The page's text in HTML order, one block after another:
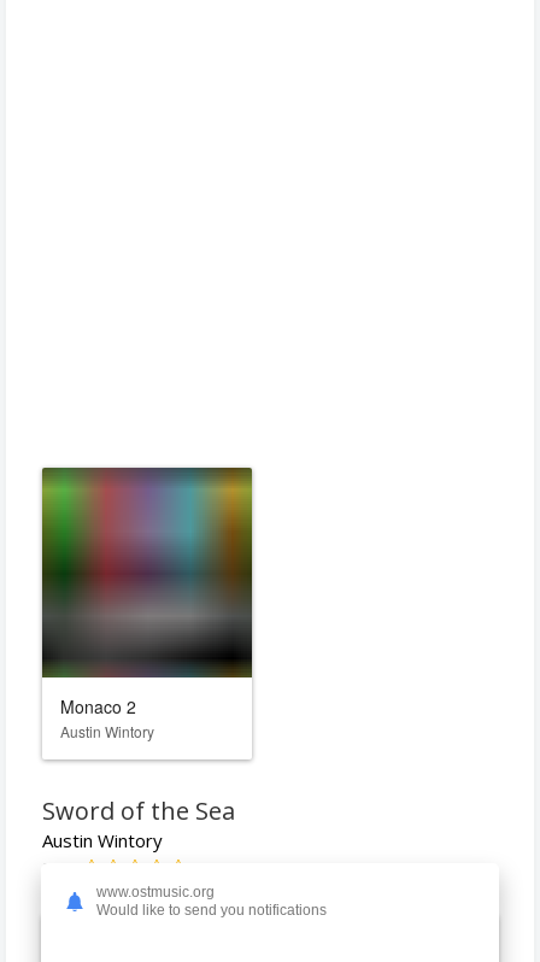
Monaco 2
Austin Wintory
Sword of the Sea
Austin Wintory
2025
www.ostmusic.org
Would like to send you notifications